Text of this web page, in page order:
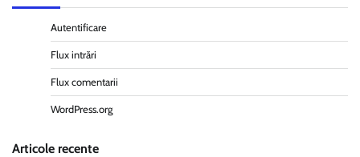
Autentificare
Flux intrări
Flux comentarii
WordPress.org
Articole recente